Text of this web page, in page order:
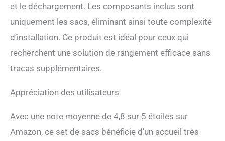
et le déchargement. Les composants inclus sont
uniquement les sacs, éliminant ainsi toute complexité
d’installation. Ce produit est idéal pour ceux qui
recherchent une solution de rangement efficace sans
tracas supplémentaires.
Appréciation des utilisateurs
Avec une note moyenne de 4,8 sur 5 étoiles sur
Amazon, ce set de sacs bénéficie d’un accueil très